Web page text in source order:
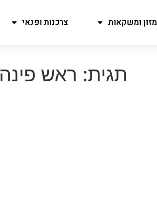
מזון ומשקאות צרכנות ופנאי
תגית: ראש פינה